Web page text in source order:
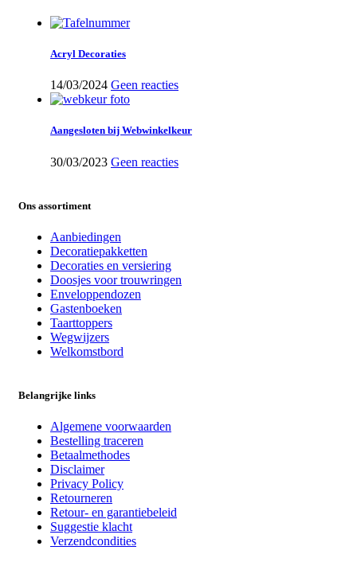
Acryl Decoraties
14/03/2024 Geen reacties
Aangesloten bij Webwinkelkeur
30/03/2023 Geen reacties
Ons assortiment
Aanbiedingen
Decoratiepakketten
Decoraties en versiering
Doosjes voor trouwringen
Enveloppendozen
Gastenboeken
Taarttoppers
Wegwijzers
Welkomstbord
Belangrijke links
Algemene voorwaarden
Bestelling traceren
Betaalmethodes
Disclaimer
Privacy Policy
Retourneren
Retour- en garantiebeleid
Suggestie klacht
Verzendcondities